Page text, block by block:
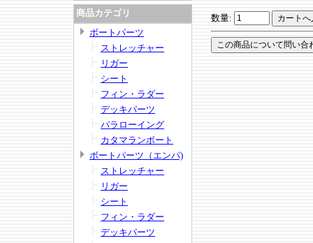
商品カテゴリ
ボートパーツ
ストレッチャー
リガー
シート
フィン・ラダー
デッキパーツ
パラローイング
カタマランボート
ボートパーツ（エンパ)
ストレッチャー
リガー
シート
フィン・ラダー
デッキパーツ
数量: